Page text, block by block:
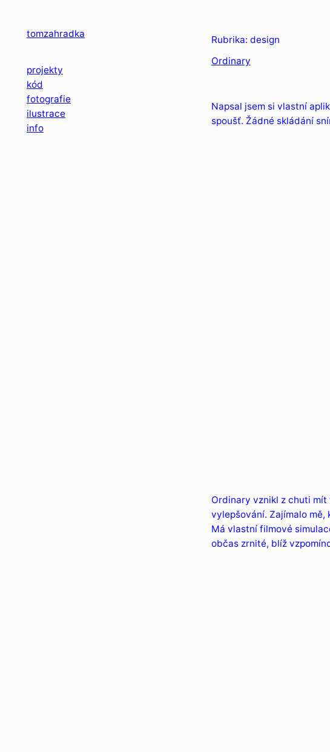
obsah
tomzahradka
projekty
kód
fotografie
ilustrace
info
Rubrika: design
Ordinary
Napsal jsem si vlastní
spoušť. Žádné skládání
Ordinary vznikl z chuti
vylepšování. Zajímalo
Má vlastní filmové
občas zrnité, blíž